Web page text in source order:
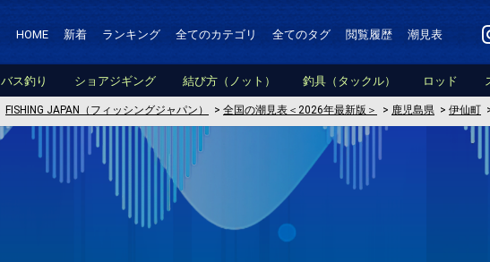
HOME 新着 ランキング 全てのカテゴリ 全てのタグ 閲覧履歴 潮見表
バス釣り ショアジギング 結び方（ノット） 釣具（タックル） ロッド
FISHING JAPAN（フィッシングジャパン） > 全国の潮見表＜2026年最新版＞ > 鹿児島県 > 伊仙町